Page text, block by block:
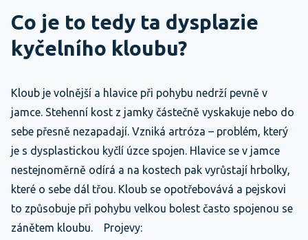
Co je to tedy ta dysplazie
kyčelního kloubu?
Kloub je volnější a hlavice při pohybu nedrží pevně v
jamce. Stehenní kost z jamky částečně vyskakuje nebo do
sebe přesně nezapadají. Vzniká artróza – problém, který
je s dysplastickou kyčlí úzce spojen. Hlavice se v jamce
nestejnoměrně odírá a na kostech pak vyrůstají hrbolky,
které o sebe dál třou. Kloub se opotřebovává a pejskovi
to způsobuje při pohybu velkou bolest často spojenou se
zánětem kloubu. Projevy: